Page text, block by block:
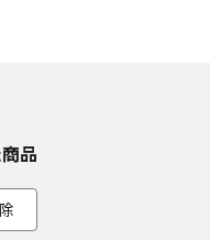
品